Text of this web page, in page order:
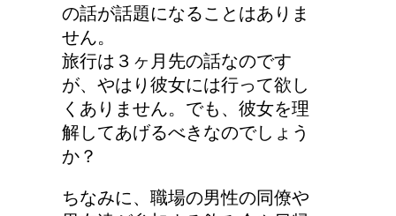
トマトの収穫、なぜ実が
割れるのか？
の話が話題になることはありま
せん。
旅行は３ヶ月先の話なのです
が、やはり彼女には行って欲し
くありません。でも、彼女を理
解してあげるべきなのでしょう
か？
ちなみに、職場の男性の同僚や